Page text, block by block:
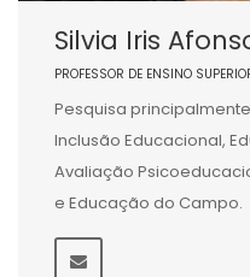
Silvia Iris
PROFESSOR DE ENSINO
Pesquisa
Inclusão Educacional,
Avaliação
e Educação do Campo.